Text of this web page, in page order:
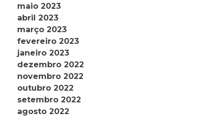
maio 2023
abril 2023
março 2023
fevereiro 2023
janeiro 2023
dezembro 2022
novembro 2022
outubro 2022
setembro 2022
agosto 2022